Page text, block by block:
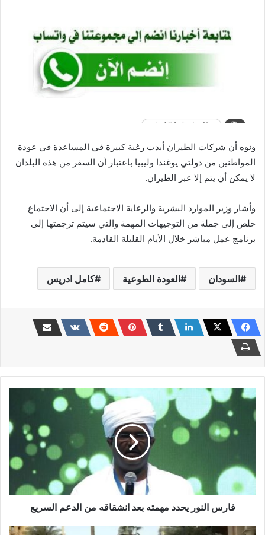
ونوه أن شركات الطيران أبدت رغبة كبيرة في المساعدة في عودة
المواطنين من دولتي يوغندا وليبيا باعتبار أن السفر من هذه البلدان
لا يمكن أن يتم إلا عبر الطيران.
وأشار وزير الموارد البشرية والرعاية الاجتماعية إلى أن الاجتماع
خلص إلى جملة من التوجيهات المهمة والتي سيتم ترجمتها إلى
برنامج عمل مباشر خلال الأيام القليلة القادمة.
السودان العودة الطوعية كامل ادريس
فارس
يحدد
مهمته
من
الدعم
السريع
فارس النور يحدد مهمته بعد انشقاقه من الدعم السريع
صحفي